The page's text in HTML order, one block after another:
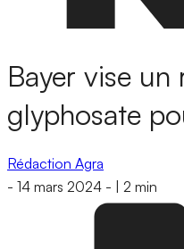
Bayer vise un
glyphosate
Rédaction Agra
- 14 mars 2024 - 2 min